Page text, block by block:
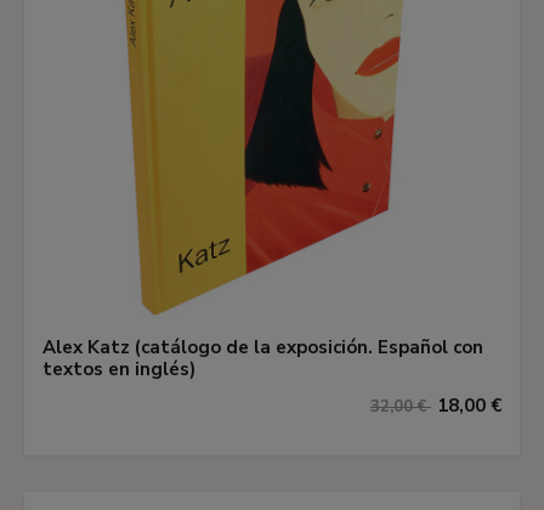
Alex Katz (catálogo de la exposición. Español con
textos en inglés)
32,00 € 18,00 €